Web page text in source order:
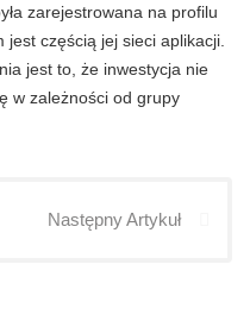
zarejestrowana na profilu
częścią jej sieci aplikacji.
jest to, że inwestycja nie
w zależności od grupy
Następny Artykuł